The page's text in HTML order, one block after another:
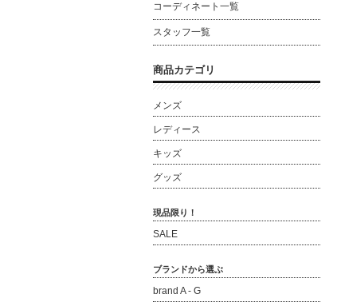
コーディネート一覧
スタッフ一覧
商品カテゴリ
メンズ
レディース
キッズ
グッズ
現品限り！
SALE
ブランドから選ぶ
brand A - G